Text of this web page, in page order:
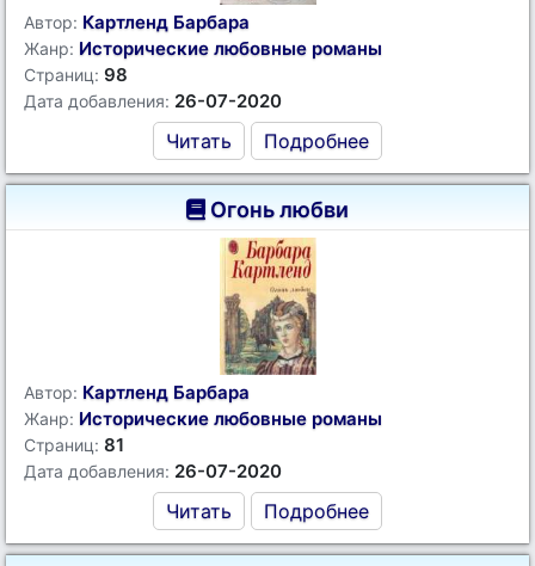
Автор: Картленд Барбара
Жанр: Исторические любовные романы
Страниц: 98
Дата добавления: 26-07-2020
Читать Подробнее
Огонь любви
Автор: Картленд Барбара
Жанр: Исторические любовные романы
Страниц: 81
Дата добавления: 26-07-2020
Читать Подробнее